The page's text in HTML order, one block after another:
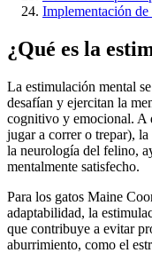
Implementación
¿Qué es la
La estimulación mental
desafían y ejercitan la
cognitivo y emocional. A
jugar a correr o trepar),
la neurología del felino,
mentalmente satisfecho.
Para los gatos Maine
adaptabilidad, la
que contribuye a evitar
aburrimiento, como el